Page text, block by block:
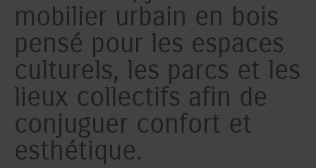
mobilier urbain en bois
pensé pour les espaces
culturels, les parcs et les
lieux collectifs afin de
conjuguer confort et
esthétique.